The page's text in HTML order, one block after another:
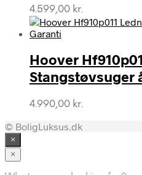
4.599,00 kr.
Hoover
Stangstøvsuger
4.990,00 kr.
© BoligLuksus.dk
×
×